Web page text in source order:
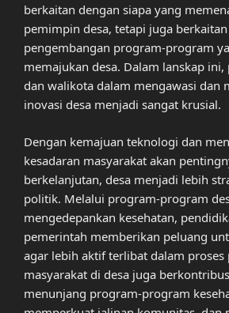
berkaitan dengan siapa yang
pemimpin desa, tetapi juga
pengembangan program-program
memajukan desa. Dalam lanskap
dan walikota dalam mengawasi dan
inovasi desa menjadi sangat krusial.
Dengan kemajuan teknologi dan
kesadaran masyarakat akan
berkelanjutan, desa menjadi lebih
politik. Melalui program-program
mengedepankan kesehatan,
pemerintah memberikan peluang
agar lebih aktif terlibat dalam
masyarakat di desa juga
menunjang program-program